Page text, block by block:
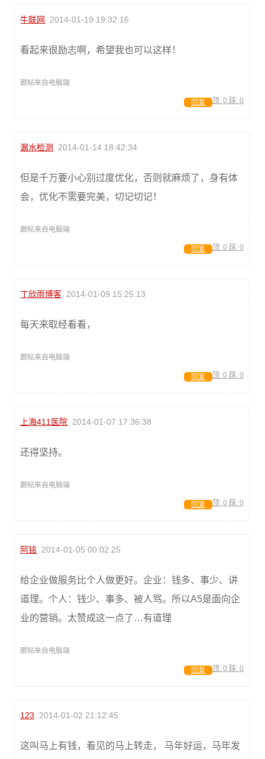
牛联网 2014-01-19 19:32:16
看起来很励志啊，希望我也可以这样！
跟帖来自电脑端
顶: 0 踩: 0
回复
漏水检测 2014-01-14 18:42:34
但是千万要小心别过度优化，否则就麻烦了，身有体
会，优化不需要完美，切记切记！
跟帖来自电脑端
顶: 0 踩: 0
回复
丁欣雨博客 2014-01-09 15:25:13
每天来取经看看，
跟帖来自电脑端
顶: 0 踩: 0
回复
上海411医院 2014-01-07 17:36:38
还得坚持。
跟帖来自电脑端
顶: 0 踩: 0
回复
阿铭 2014-01-05 00:02:25
给企业做服务比个人做更好。企业：钱多、事少、讲
道理。个人：钱少、事多、被人骂。所以A5是面向企
业的营销。太赞成这一点了…有道理
跟帖来自电脑端
顶: 0 踩: 0
回复
123 2014-01-02 21:12:45
这叫马上有钱，看见的马上转走， 马年好运，马年发